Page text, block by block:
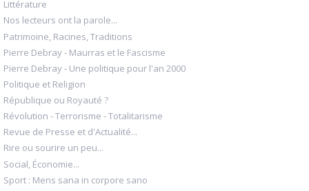
Littérature
Nos lecteurs ont la parole...
Patrimoine, Racines, Traditions
Pierre Debray - Maurras et le Fascisme
Pierre Debray - Une politique pour l'an 2000
Politique et Religion
République ou Royauté ?
Révolution - Terrorisme - Totalitarisme
Revue de Presse et d'Actualité...
Rire ou sourire un peu...
Social, Économie...
Sport : Mens sana in corpore sano